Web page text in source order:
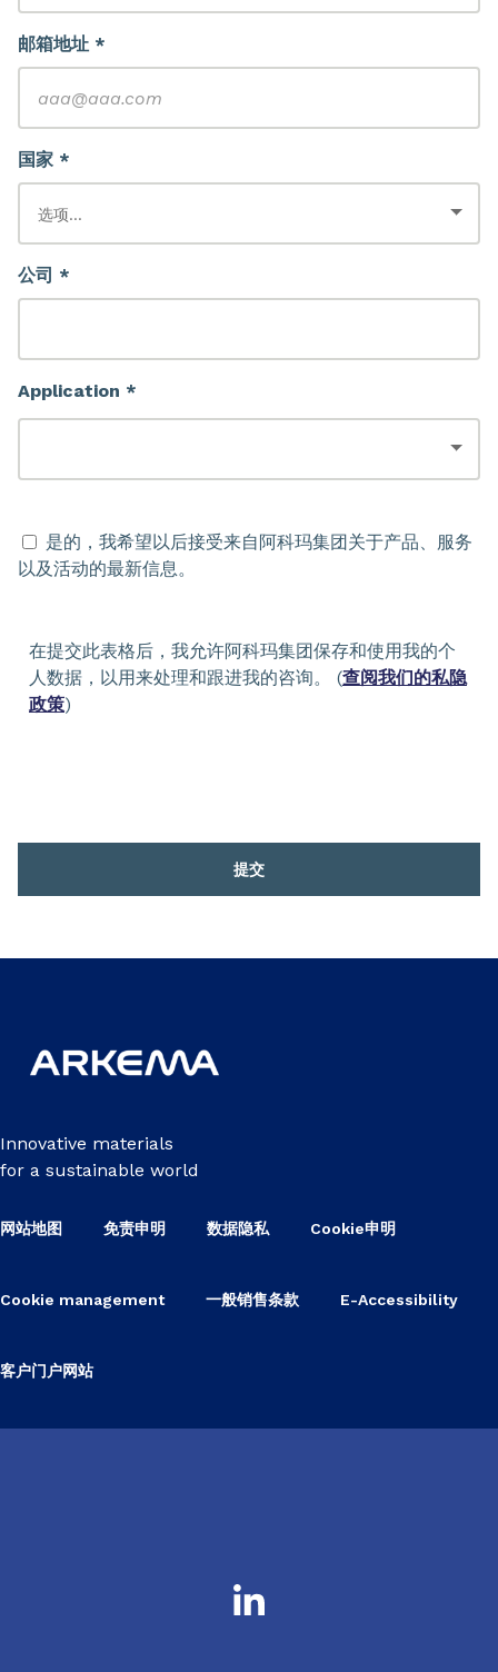
邮箱地址 *
国家 *
公司 *
Application *
是的，我希望以后接受来自阿科玛集团关于产品、服务
以及活动的最新信息。
在提交此表格后，我允许阿科玛集团保存和使用我的个
人数据，以用来处理和跟进我的咨询。 (查阅我们的私隐
政策)
提交
Innovative materials
for a sustainable world
网站地图 免责申明 数据隐私 Cookie申明
Cookie management 一般销售条款 E-Accessibility
客户门户网站